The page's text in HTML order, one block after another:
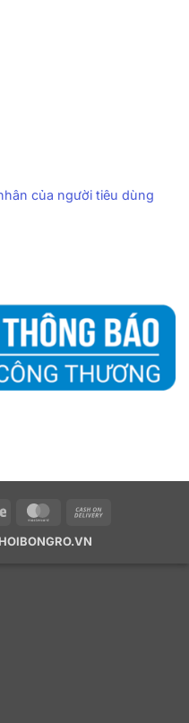
của người tiêu dùng
Stripe MasterCard